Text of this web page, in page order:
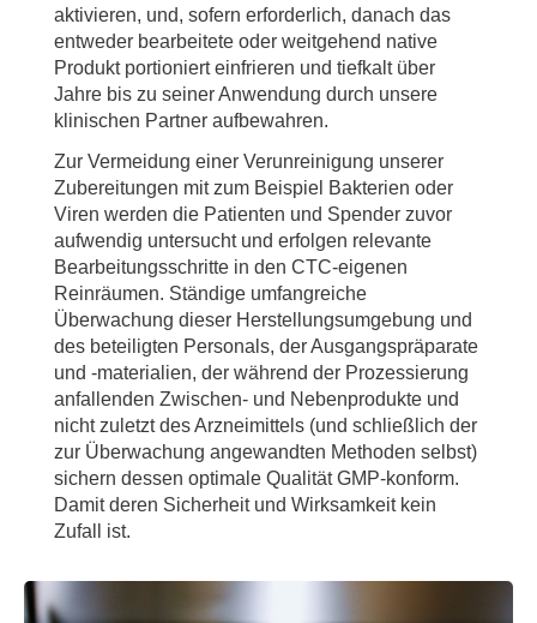
aktivieren, und, sofern erforderlich, danach das
entweder bearbeitete oder weitgehend native
Produkt portioniert einfrieren und tiefkalt über
Jahre bis zu seiner Anwendung durch unsere
klinischen Partner aufbewahren.
Zur Vermeidung einer Verunreinigung unserer
Zubereitungen mit zum Beispiel Bakterien oder
Viren werden die Patienten und Spender zuvor
aufwendig untersucht und erfolgen relevante
Bearbeitungsschritte in den CTC-eigenen
Reinräumen. Ständige umfangreiche
Überwachung dieser Herstellungsumgebung und
des beteiligten Personals, der Ausgangspräparate
und ‑materialien, der während der Prozessierung
anfallenden Zwischen- und Nebenprodukte und
nicht zuletzt des Arzneimittels (und schließlich der
zur Überwachung angewandten Methoden selbst)
sichern dessen optimale Qualität GMP-konform.
Damit deren Sicherheit und Wirksamkeit kein
Zufall ist.